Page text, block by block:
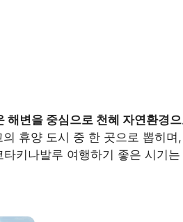
해변을 중심으로 천혜 자연환경
휴양 도시 중 한 곳으로 뽑히며
키나발루 여행하기 좋은 시기는